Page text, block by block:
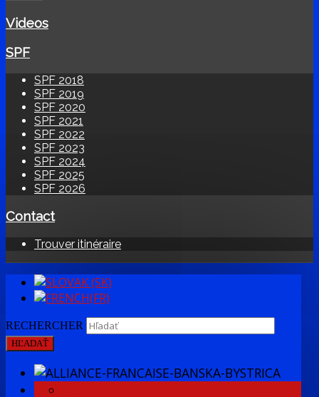
Videos
SPF
SPF 2018
SPF 2019
SPF 2020
SPF 2021
SPF 2022
SPF 2023
SPF 2024
SPF 2025
SPF 2026
Contact
Trouver itinéraire
RECHERCHER
HĽADAŤ